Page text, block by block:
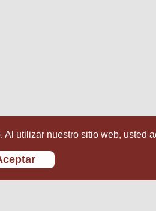
utilizar nuestro sitio web, usted